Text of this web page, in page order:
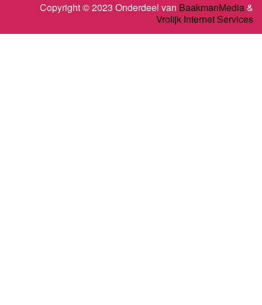
Copyright © 2023 Onderdeel van BaakmanMedia&
Vrolijk Internet Services